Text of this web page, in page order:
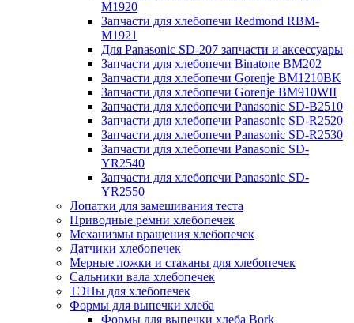
M1920
Запчасти для хлебопечи Redmond RBM-
M1921
Для Panasonic SD-207 запчасти и аксессуары
Запчасти для хлебопечи Binatone BM202
Запчасти для хлебопечи Gorenje BM1210BK
Запчасти для хлебопечи Gorenje BM910WII
Запчасти для хлебопечи Panasonic SD-B2510
Запчасти для хлебопечи Panasonic SD-R2520
Запчасти для хлебопечи Panasonic SD-R2530
Запчасти для хлебопечи Panasonic SD-
YR2540
Запчасти для хлебопечи Panasonic SD-
YR2550
Лопатки для замешивания теста
Приводные ремни хлебопечек
Механизмы вращения хлебопечек
Датчики хлебопечек
Мерные ложки и стаканы для хлебопечек
Сальники вала хлебопечек
ТЭНы для хлебопечек
Формы для выпечки хлеба
Формы для выпечки хлеба Bork